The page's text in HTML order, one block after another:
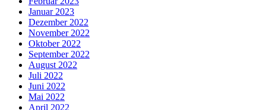
Januar 2023
Dezember 2022
November 2022
Oktober 2022
September 2022
August 2022
Juli 2022
Juni 2022
Mai 2022
April 2022